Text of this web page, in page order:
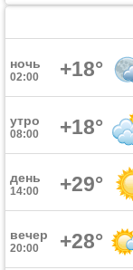
ночь
02:00 +18°
утро
08:00 +18°
день
14:00 +29°
вечер
20:00 +28°